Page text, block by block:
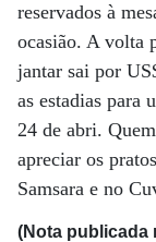
reservados à
ocasião. A volta
jantar sai por
as estadias para
24 de abri.
apreciar os
Samsara e no
(Nota publicada